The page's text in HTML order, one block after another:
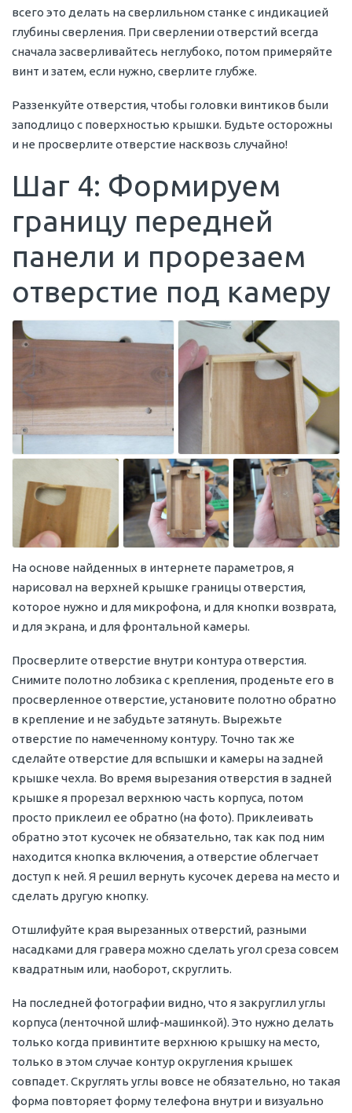
всего это делать на сверлильном станке с индикацией
глубины сверления. При сверлении отверстий всегда
сначала засверливайтесь неглубоко, потом примеряйте
винт и затем, если нужно, сверлите глубже.
Раззенкуйте отверстия, чтобы головки винтиков были
заподлицо с поверхностью крышки. Будьте осторожны
и не просверлите отверстие насквозь случайно!
Шаг 4: Формируем
границу передней
панели и прорезаем
отверстие под камеру
На основе найденных в интернете параметров, я
нарисовал на верхней крышке границы отверстия,
которое нужно и для микрофона, и для кнопки возврата,
и для экрана, и для фронтальной камеры.
Просверлите отверстие внутри контура отверстия.
Снимите полотно лобзика с крепления, проденьте его в
просверленное отверстие, установите полотно обратно
в крепление и не забудьте затянуть. Вырежьте
отверстие по намеченному контуру. Точно так же
сделайте отверстие для вспышки и камеры на задней
крышке чехла. Во время вырезания отверстия в задней
крышке я прорезал верхнюю часть корпуса, потом
просто приклеил ее обратно (на фото). Приклеивать
обратно этот кусочек не обязательно, так как под ним
находится кнопка включения, а отверстие облегчает
доступ к ней. Я решил вернуть кусочек дерева на место и
сделать другую кнопку.
Отшлифуйте края вырезанных отверстий, разными
насадками для гравера можно сделать угол среза совсем
квадратным или, наоборот, скруглить.
На последней фотографии видно, что я закруглил углы
корпуса (ленточной шлиф-машинкой). Это нужно делать
только когда привинтите верхнюю крышку на место,
только в этом случае контур округления крышек
совпадет. Скруглять углы вовсе не обязательно, но такая
форма повторяет форму телефона внутри и визуально